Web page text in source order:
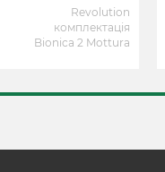
Revolution
комплектація
Bionica 2 Mottura